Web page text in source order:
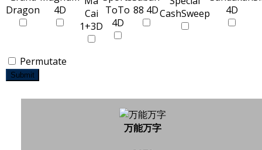
Permutate
Submit
万能万字